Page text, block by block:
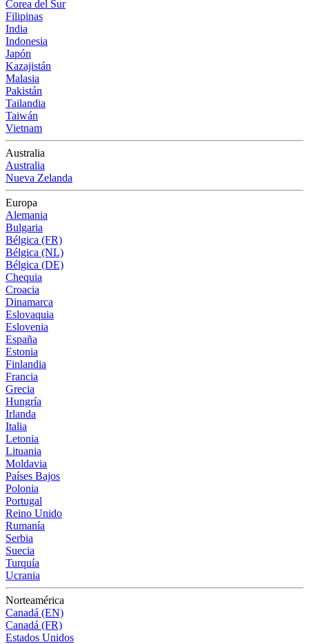
Corea del Sur
Filipinas
India
Indonesia
Japón
Kazajistán
Malasia
Pakistán
Tailandia
Taiwán
Vietnam
Australia
Australia
Nueva Zelanda
Europa
Alemania
Bulgaria
Bélgica (FR)
Bélgica (NL)
Bélgica (DE)
Chequia
Croacia
Dinamarca
Eslovaquia
Eslovenia
España
Estonia
Finlandia
Francia
Grecia
Hungría
Irlanda
Italia
Letonia
Lituania
Moldavia
Países Bajos
Polonia
Portugal
Reino Unido
Rumanía
Serbia
Suecia
Turquía
Ucrania
Norteamérica
Canadá (EN)
Canadá (FR)
Estados Unidos